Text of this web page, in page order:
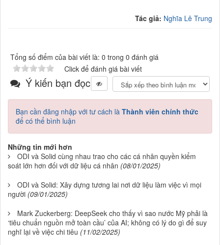
Tác giả: Nghĩa Lê Trung
Tổng số điểm của bài viết là: 0 trong 0 đánh giá
Click để đánh giá bài viết
Ý kiến bạn đọc
Bạn cần đăng nhập với tư cách là Thành viên chính thức
để có thể bình luận
Những tin mới hơn
ODI và Solid cùng nhau trao cho các cá nhân quyền kiểm
soát lớn hơn đối với dữ liệu cá nhân (08/01/2025)
ODI và Solid: Xây dựng tương lai nơi dữ liệu làm việc vì mọi
người (09/01/2025)
Mark Zuckerberg: DeepSeek cho thấy vì sao nước Mỹ phải là
‘tiêu chuẩn nguồn mở toàn cầu’ của AI; không có lý do gì để suy
nghĩ lại về việc chi tiêu (11/02/2025)